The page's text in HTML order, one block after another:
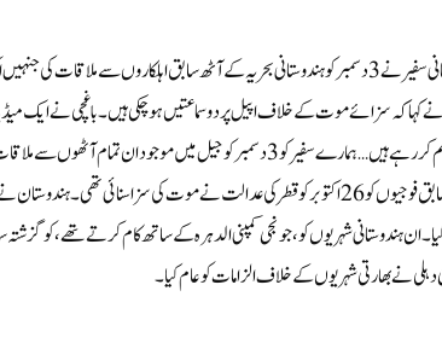
نئی دلی۔ 7؍دسمبر۔ ایم این این۔ وزارت خارجہ نے جمعرات کو بتایا کہ قطر میں ہندوستانی سفیر نے 3 دسمبر کو ہندوستانی بحریہ کے آٹھ سابق اہلکاروں سے
کہ سزائے موت کے خلاف اپیل پر دو سماعتیں ہو چکی ہیں۔باغچی نے ایک
کہا، ”ہم اس معاملے کی قریب سے پیروی کر رہے ہیں اور تمام قانونی اور قونصلر مدد فراہم کر رہے ہیں…ہمارے سفیر کو 3 دسمبر کو جیل میں
قونصلر رسائی ملی۔’ ‘ہندوستانی شہریوں کو پہلے بھی قونصلر رسائی دی گئی تھی۔بحریہ کے سابق فوجیوں کو 26 اکتوبر کو قطر کی عدالت نے موت کی سزا
ہندوستانی شہریوں کو، جو نجی کمپنی الدہرہ کے ساتھ کام کرتے تھے، کو
دہلی نے بھارتی شہریوں کے خلاف الزامات کو عام کیا۔